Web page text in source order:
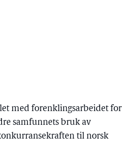
med forenklingsarbeidet for
samfunnets bruk av
til norsk